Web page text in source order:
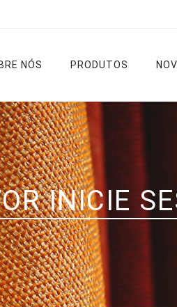
NÓS PRODUTOS
e Dia
Tapetes
Rua
Casa de
Banho
Passadeiras
Ver todas
Sala /
INICIE